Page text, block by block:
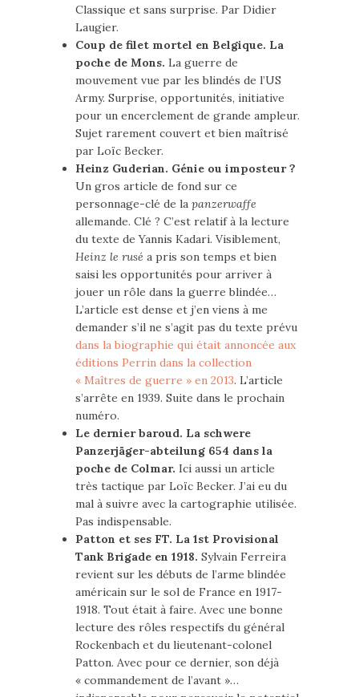
Classique et sans surprise. Par Didier
Laugier.
Coup de filet mortel en Belgique. La
poche de Mons. La guerre de
mouvement vue par les blindés de l’US
Army. Surprise, opportunités, initiative
pour un encerclement de grande ampleur.
Sujet rarement couvert et bien maîtrisé
par Loïc Becker.
Heinz Guderian. Génie ou imposteur ?
Un gros article de fond sur ce
personnage-clé de la panzerwaffe
allemande. Clé ? C’est relatif à la lecture
du texte de Yannis Kadari. Visiblement,
Heinz le rusé a pris son temps et bien
saisi les opportunités pour arriver à
jouer un rôle dans la guerre blindée…
L’article est dense et j’en viens à me
demander s’il ne s’agit pas du texte prévu
dans la biographie qui était annoncée aux
éditions Perrin dans la collection
« Maîtres de guerre » en 2013. L’article
s’arrête en 1939. Suite dans le prochain
numéro.
Le dernier baroud. La schwere
Panzerjäger-abteilung 654 dans la
poche de Colmar. Ici aussi un article
très tactique par Loïc Becker. J’ai eu du
mal à suivre avec la cartographie utilisée.
Pas indispensable.
Patton et ses FT. La 1st Provisional
Tank Brigade en 1918. Sylvain Ferreira
revient sur les débuts de l’arme blindée
américain sur le sol de France en 1917-
1918. Tout était à faire. Avec une bonne
lecture des rôles respectifs du général
Rockenbach et du lieutenant-colonel
Patton. Avec pour ce dernier, son déjà
« commandement de l’avant »…